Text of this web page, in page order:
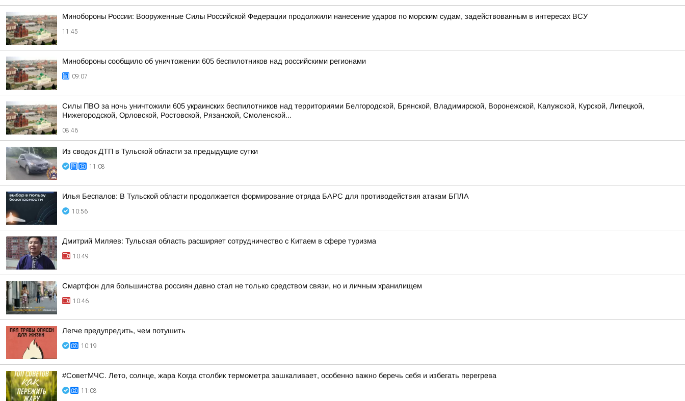
Минобороны России: Вооруженные Силы Российской Федерации продолжили нанесение ударов по морским судам, задействованным в интересах ВСУ
11:45
Минобороны сообщило об уничтожении 605 беспилотников над российскими регионами
09:07
Силы ПВО за ночь уничтожили 605 украинских беспилотников над территориями Белгородской, Брянской, Владимирской, Воронежской, Калужской, Курской, Липецкой,
Нижегородской, Орловской, Ростовской, Рязанской, Смоленской...
08:46
Из сводок ДТП в Тульской области за предыдущие сутки
11:08
Илья Беспалов: В Тульской области продолжается формирование отряда БАРС для противодействия атакам БПЛА
10:56
Дмитрий Миляев: Тульская область расширяет сотрудничество с Китаем в сфере туризма
10:49
Смартфон для большинства россиян давно стал не только средством связи, но и личным хранилищем
10:46
Легче предупредить, чем потушить
10:19
#СоветМЧС. Лето, солнце, жара Когда столбик термометра зашкаливает, особенно важно беречь себя и избегать перегрева
11:08